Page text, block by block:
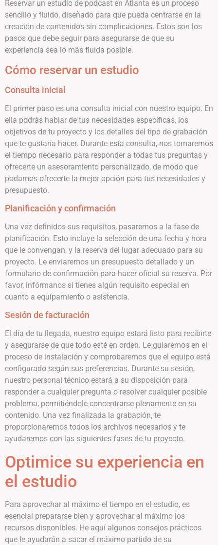
Reservar un estudio de podcast en Atlanta es un proceso
sencillo y fluido, diseñado para que pueda centrarse en la
creación de contenidos sin complicaciones. Estos son los
pasos que debe seguir para asegurarse de que su
experiencia sea lo más fluida posible.
Cómo reservar un estudio
Consulta inicial
El primer paso es una consulta inicial con nuestro equipo. En
ella podrás hablar de tus necesidades específicas, los
objetivos de tu proyecto y los detalles del tipo de grabación
que te gustaría hacer. Durante esta consulta, nos tomaremos
el tiempo necesario para responder a todas tus preguntas y
ofrecerte un asesoramiento personalizado, de modo que
podamos ofrecerte la mejor opción para tus necesidades y
presupuesto.
Planificación y confirmación
Una vez definidos sus requisitos, pasaremos a la fase de
planificación. Esto incluye la selección de una fecha y hora
que le convengan, y la reserva del lugar adecuado para su
proyecto. Le enviaremos un presupuesto detallado y un
formulario de confirmación para hacer oficial su reserva. Por
favor, infórmanos si tienes algún requisito especial en
cuanto a equipamiento o asistencia.
Sesión de facturación
El día de tu llegada, nuestro equipo estará listo para recibirte
y asegurarse de que todo esté en orden. Le guiaremos en el
proceso de instalación y comprobaremos que el equipo está
configurado según sus preferencias. Durante su sesión,
nuestro personal técnico estará a su disposición para
responder a cualquier pregunta o resolver cualquier posible
problema, permitiéndole concentrarse plenamente en su
contenido. Una vez finalizada la grabación, te
proporcionaremos todos los archivos necesarios y te
ayudaremos con las siguientes fases de tu proyecto.
Optimice su experiencia en
el estudio
Para aprovechar al máximo el tiempo en el estudio, es
esencial prepararse bien y aprovechar al máximo los
recursos disponibles. He aquí algunos consejos prácticos
que le ayudarán a sacar el máximo partido de su